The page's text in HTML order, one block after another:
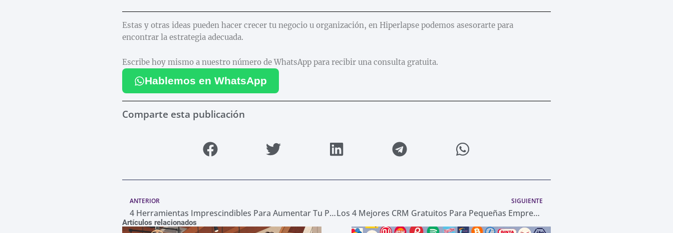
Estas y otras ideas pueden hacer crecer tu negocio u organización, en Hiperlapse podemos asesorarte para
encontrar la estrategia adecuada.
Escribe hoy mismo a nuestro número de WhatsApp para recibir una consulta gratuita.
Hablemos en WhatsApp
Comparte esta publicación
ANTERIOR
4 Herramientas Imprescindibles Para Aumentar Tu Productividad
SIGUIENTE
Los 4 Mejores CRM Gratuitos Para Pequeñas Empresas
Artículos relacionados